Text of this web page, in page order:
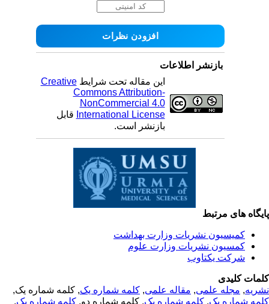
بازنشر اطلاعات
این مقاله تحت شرایطCreative
Commons Attribution-
NonCommercial 4.0
International Licenseقابل
بازنشر است.
های مرتبط
کمیسیون نشریات وزارت بهداشت
کمسیون نشریات وزارت علوم
شرکت یکتاوب
کلیدی
,مجله علمی, مقاله علمی, کلمه شماره یک, کلمه شماره یک,
شماره یک,کلمه شماره یک, کلمه شماره دو,کلمه شماره یک,